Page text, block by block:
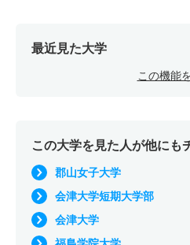
最近見た大学
この機能
この大学を見た人が他にも
郡山女子大学
会津大学短期大学部
会津大学